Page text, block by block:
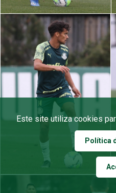
Este site utiliza cookies
Política